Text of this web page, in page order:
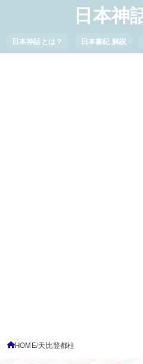
日本神
日本神話とは？ 日本書紀 解説
HOME 天比登都柱